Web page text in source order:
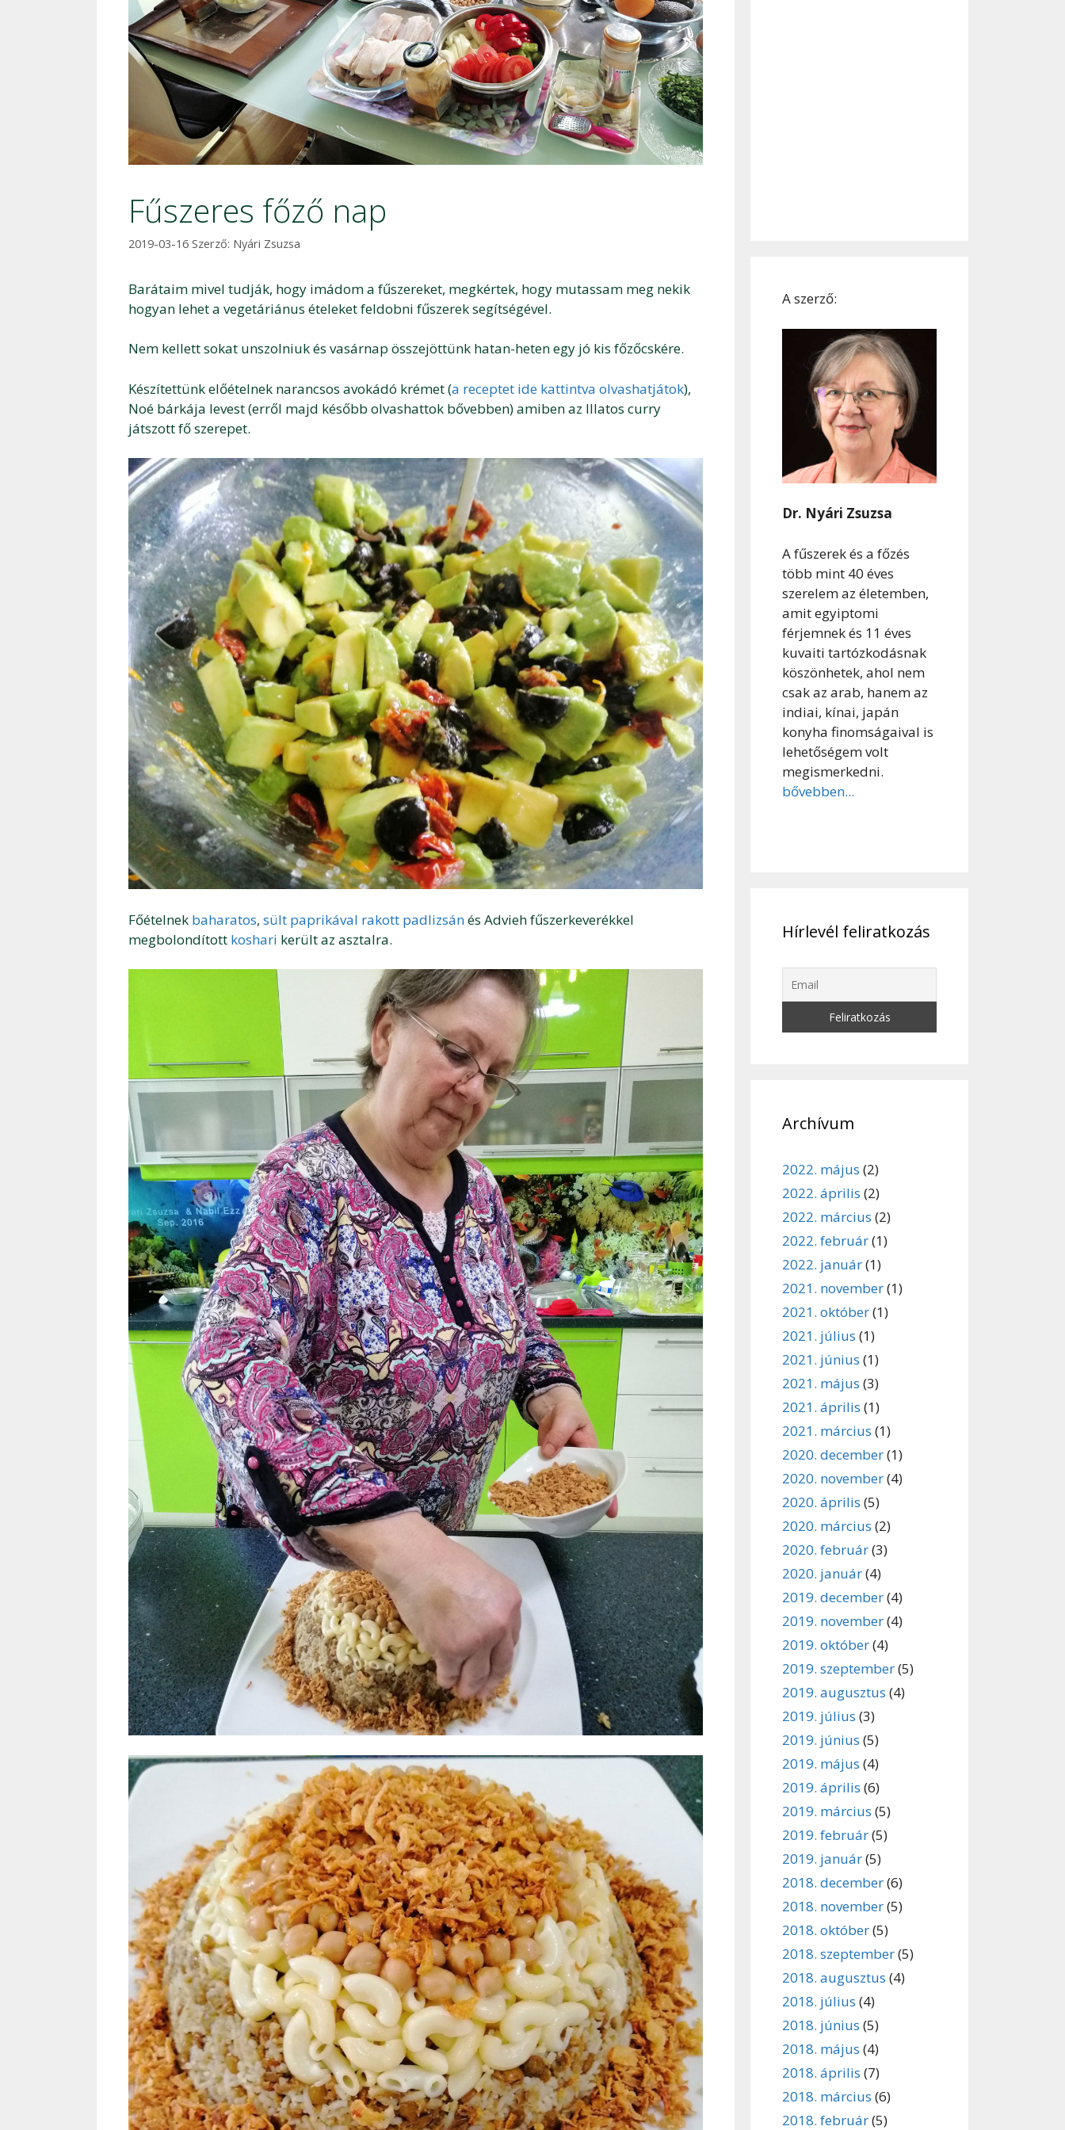
Fűszeres főző nap
2019-03-16 Szerző: Nyári Zsuzsa
Barátaim mivel tudják, hogy imádom a fűszereket, megkértek, hogy mutassam meg nekik
hogyan lehet a vegetáriánus ételeket feldobni fűszerek segítségével.
Nem kellett sokat unszolniuk és vasárnap összejöttünk hatan-heten egy jó kis főzőcskére.
Készítettünk előételnek narancsos avokádó krémet (a receptet ide kattintva olvashatjátok),
Noé bárkája levest (erről majd később olvashattok bővebben) amiben az Illatos curry
játszott fő szerepet.
Főételnek baharatos, sült paprikával rakott padlizsánés Advieh fűszerkeverékkel
megbolondított koshari került az asztalra.
A szerző:
Dr. Nyári Zsuzsa
A fűszerek és a főzés
több mint 40 éves
szerelem az életemben,
amit egyiptomi
férjemnek és 11 éves
kuvaiti tartózkodásnak
köszönhetek, ahol nem
csak az arab, hanem az
indiai, kínai, japán
konyha finomságaival is
lehetőségem volt
megismerkedni.
bővebben...
Hírlevél feliratkozás
Archívum
2022. május (2)
2022. április (2)
2022. március (2)
2022. február(1)
2022. január(1)
2021. november(1)
2021. október(1)
2021. július (1)
2021. június (1)
2021. május (3)
2021. április (1)
2021. március (1)
2020. december(1)
2020. november(4)
2020. április (5)
2020. március (2)
2020. február(3)
2020. január(4)
2019. december(4)
2019. november(4)
2019. október(4)
2019. szeptember(5)
2019. augusztus (4)
2019. július (3)
2019. június (5)
2019. május (4)
2019. április (6)
2019. március (5)
2019. február(5)
2019. január(5)
2018. december(6)
2018. november(5)
2018. október(5)
2018. szeptember(5)
2018. augusztus (4)
2018. július (4)
2018. június (5)
2018. május (4)
2018. április (7)
2018. március (6)
2018. február(5)